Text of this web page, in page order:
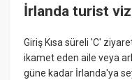
İrlanda turist
Giriş Kısa süreli 'C'
ikamet eden aile veya
güne kadar İrlanda'ya